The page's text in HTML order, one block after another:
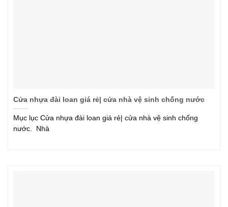
Cửa nhựa đài loan giá rẻ| cửa nhà vệ sinh chống nước
Mục lục Cửa nhựa đài loan giá rẻ| cửa nhà vệ sinh chống
nước. Nhà